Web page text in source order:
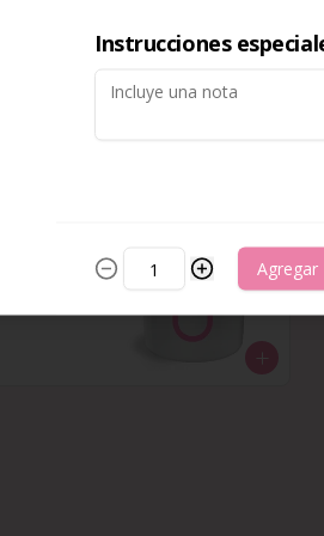
Instrucciones
Agregar